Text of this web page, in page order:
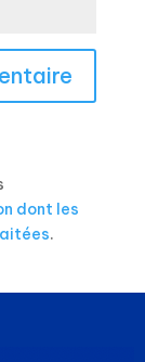
dont les
.